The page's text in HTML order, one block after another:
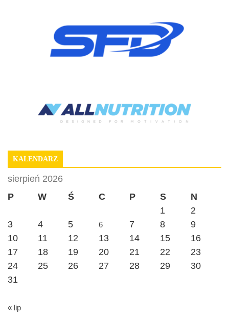
KALENDARZ
sierpień 2026
P
W Ś C P S
N
1
2
3
4 5 6 7 8
9
10
11 12 13 14 15
16
17
18 19 20 21 22
23
24
25 26 27 28 29
30
31
« lip